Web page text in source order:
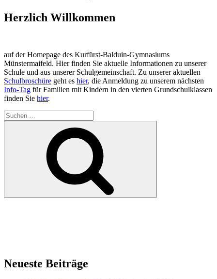
Herzlich Willkommen
auf der Homepage des Kurfürst-Balduin-Gymnasiums
Münstermaifeld. Hier finden Sie aktuelle Informationen zu unserer
Schule und aus unserer Schulgemeinschaft. Zu unserer aktuellen
Schulbroschüre geht es hier, die Anmeldung zu unserem nächsten
Info-Tag für Familien mit Kindern in den vierten Grundschulklassen
finden Sie hier.
Suchen
nach:
Neueste Beiträge